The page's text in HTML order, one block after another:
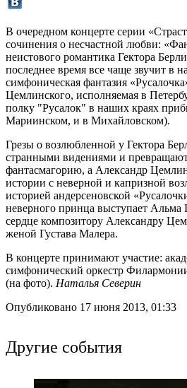
В очередном концерте серии
сочинения о несчастной любви:
неистового романтика Гектора
последнее время все чаще звучит в
симфоническая фантазия
Цемлинского, исполняемая в
полку "Русалок" в наших краях
Мариинском, и в Михайловском).
Грезы о возлюбленной у Гектора
странными видениями и
фантасмагорию, а Александр
истории с неверной и капризной
историей андерсеновской
неверного принца выступает
сердце композитору Александру
женой Густава Малера.
В концерте принимают участие:
симфонический оркестр
(на фото). Наталья Северин
Опубликовано 17 июня 2013, 01:33
Другие события